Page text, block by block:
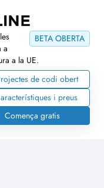
BETA OBERTA
a
a la UE.
de codi obert
i preus
Comença gratis